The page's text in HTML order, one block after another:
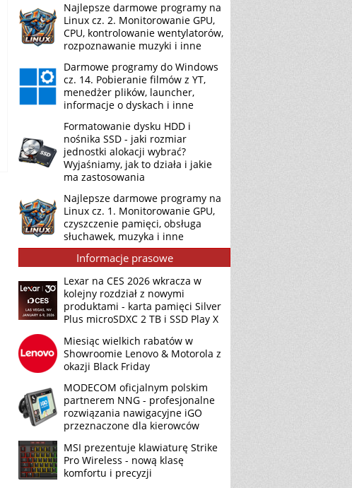
Najlepsze darmowe programy na
Linux cz. 2. Monitorowanie GPU,
CPU, kontrolowanie wentylatorów,
rozpoznawanie muzyki i inne
Darmowe programy do Windows
cz. 14. Pobieranie filmów z YT,
menedżer plików, launcher,
informacje o dyskach i inne
Formatowanie dysku HDD i
nośnika SSD - jaki rozmiar
jednostki alokacji wybrać?
Wyjaśniamy, jak to działa i jakie
ma zastosowania
Najlepsze darmowe programy na
Linux cz. 1. Monitorowanie GPU,
czyszczenie pamięci, obsługa
słuchawek, muzyka i inne
Informacje prasowe
Lexar na CES 2026 wkracza w
kolejny rozdział z nowymi
produktami - karta pamięci Silver
Plus microSDXC 2 TB i SSD Play X
Miesiąc wielkich rabatów w
Showroomie Lenovo & Motorola z
okazji Black Friday
MODECOM oficjalnym polskim
partnerem NNG - profesjonalne
rozwiązania nawigacyjne iGO
przeznaczone dla kierowców
MSI prezentuje klawiaturę Strike
Pro Wireless - nową klasę
komfortu i precyzji